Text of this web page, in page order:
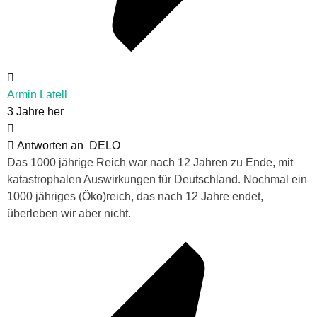
Armin Latell
3 Jahre her
Antworten an
DELO
Das 1000 jährige Reich war nach 12 Jahren zu Ende, mit
katastrophalen Auswirkungen für Deutschland. Nochmal ein
1000 jähriges (Öko)reich, das nach 12 Jahre endet,
überleben wir aber nicht.